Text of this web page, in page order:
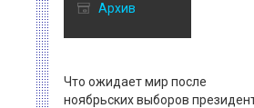
Архив
Что ожидает мир после
ноябрьских выборов